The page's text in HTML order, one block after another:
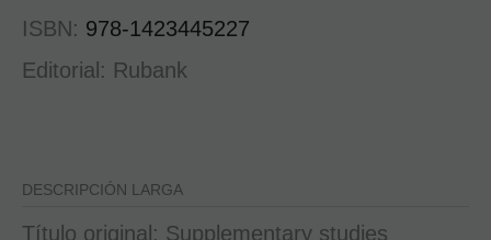
ISBN: 978-1423445227
Editorial: Rubank
DESCRIPCIÓN LARGA
Título original: Supplementary studies